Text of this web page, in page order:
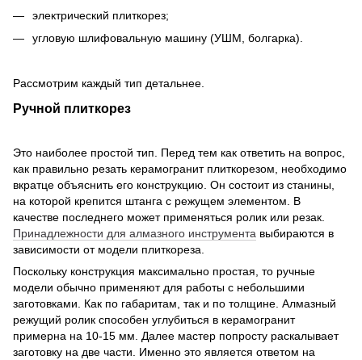
электрический плиткорез;
угловую шлифовальную машину (УШМ, болгарка).
Рассмотрим каждый тип детальнее.
Ручной плиткорез
Это наиболее простой тип. Перед тем как ответить на вопрос,
как правильно резать керамогранит плиткорезом, необходимо
вкратце объяснить его конструкцию. Он состоит из станины,
на которой крепится штанга с режущем элементом. В
качестве последнего может применяться ролик или резак.
Принадлежности для алмазного инструмента выбираются в
зависимости от модели плиткореза.
Поскольку конструкция максимально простая, то ручные
модели обычно применяют для работы с небольшими
заготовками. Как по габаритам, так и по толщине. Алмазный
режущий ролик способен углубиться в керамогранит
примерна на 10-15 мм. Далее мастер попросту раскалывает
заготовку на две части. Именно это является ответом на